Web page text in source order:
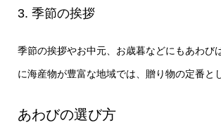
3. 季節の挨拶
季節の挨拶やお中元、お歳暮などにもあわび
に海産物が豊富な地域では、贈り物の定番と
あわびの選び方